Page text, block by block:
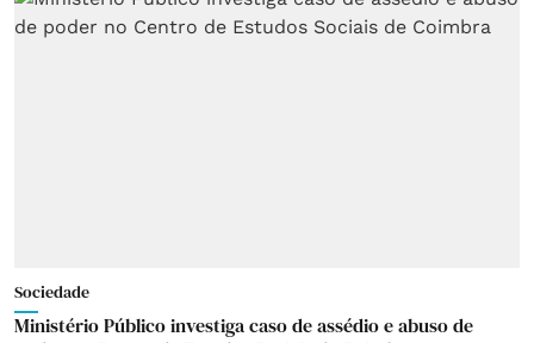
Sociedade
Ministério Público investiga caso de assédio e abuso de